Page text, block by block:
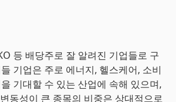
등 배당주로 잘 알려진 기업들로 구
기업은 주로 에너지, 헬스케어, 소비
기대할 수 있는 산업에 속해 있으며,
동성이 큰 종목의 비중은 상대적으로